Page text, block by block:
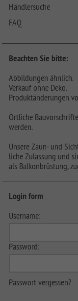
Händlersuche
FAQ
Beachten Sie bitte:
Abbildungen ähnlich.
Verkauf ohne Deko.
Produktänderungen
Örtliche
werden.
Unsere Zaun- und
liche Zulassung und
als Balkonbrüstung,
Login form
Username:
Password:
Passwort vergessen?